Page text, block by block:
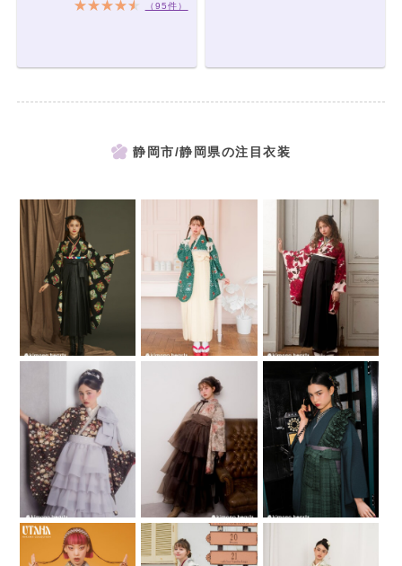
（95件）
静岡市/静岡県の注目衣装